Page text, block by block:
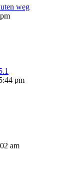
weg
pm
am